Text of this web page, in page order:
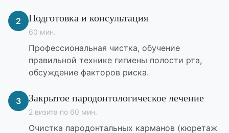
2 Подготовка и консультация
60 мин.
Профессиональная чистка, обучение
правильной технике гигиены полости рта,
обсуждение факторов риска.
3 Закрытое пародонтологическое лечение
2 визита по 60 мин.
Очистка пародонтальных карманов (кюретаж